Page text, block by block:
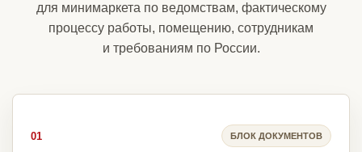
для минимаркета по ведомствам, фактическому
процессу работы, помещению, сотрудникам
и требованиям по России.
01 БЛОК ДОКУМЕНТОВ